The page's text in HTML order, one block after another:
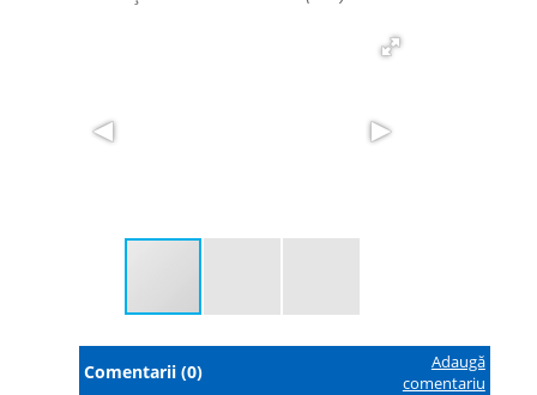
Comentarii (0)
Adaugă
comentariu